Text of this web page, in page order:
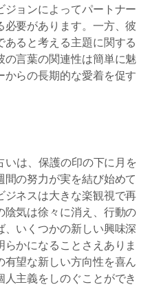
ョンによってパートナー
必要があります。一方、彼
ると考える主題に関する
言葉の関連性は簡単に魅
らの長期的な愛着を促す
は、保護の印の下に月を
の努力が実を結び始めて
ジネスは大きな楽観視で再
陰気は徐々に消え、行動の
いくつかの新しい興味深
かになることさえありま
有望な新しい方向性を喜ん
主義をしのぐことができ